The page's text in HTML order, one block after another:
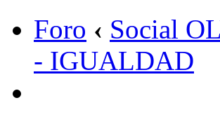
Foro ‹ Social
- IGUALDAD